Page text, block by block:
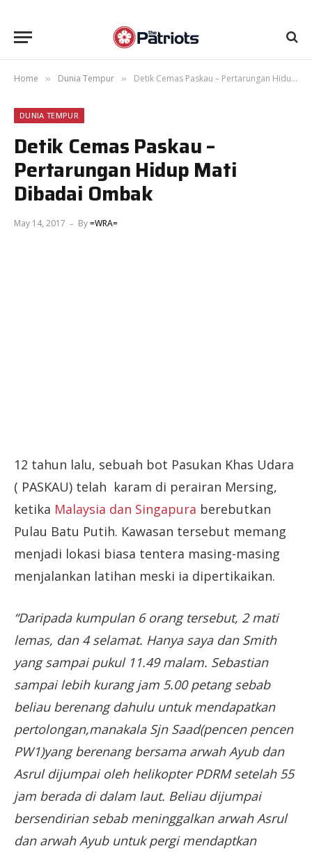
Home » Dunia Tempur » Detik Cemas Paskau – Pertarungan Hidup Mati Dibadai Ombak
DUNIA TEMPUR
Detik Cemas Paskau –
Pertarungan Hidup Mati
Dibadai Ombak
May 14, 2017 By=WRA=
12 tahun lalu, sebuah bot Pasukan Khas Udara
( PASKAU) telah karam di perairan Mersing,
ketika Malaysia dan Singapura berebutkan
Pulau Batu Putih. Kawasan tersebut memang
menjadi lokasi biasa tentera masing-masing
menjalankan latihan meski ia dipertikaikan.
“Daripada kumpulan 6 orang tersebut, 2 mati
lemas, dan 4 selamat. Hanya saya dan Smith
yang sampai pukul 11.49 malam. Sebastian
sampai lebih kurang jam 5.00 petang sebab
beliau berenang dahulu untuk mendapatkan
pertolongan,manakala Sjn Saad(pencen pencen
PW1)yang berenang bersama arwah Ayub dan
Asrul dijumpai oleh helikopter PDRM setelah 55
jam berada di dalam laut. Beliau dijumpai
bersendirian sebab meninggalkan arwah Asrul
dan arwah Ayub untuk pergi mendaptkan